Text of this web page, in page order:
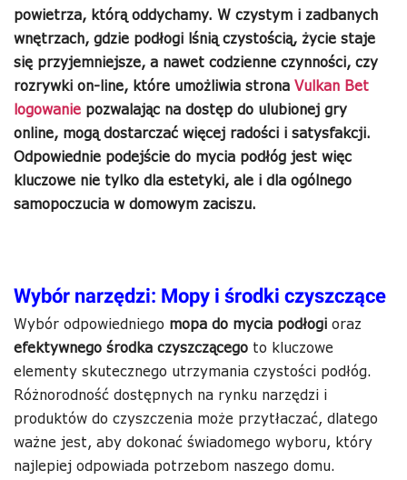
powietrza, którą oddychamy. W czystym i zadbanych
wnętrzach, gdzie podłogi lśnią czystością, życie staje
się przyjemniejsze, a nawet codzienne czynności, czy
rozrywki on-line, które umożliwia strona Vulkan Bet
logowanie pozwalając na dostęp do ulubionej gry
online, mogą dostarczać więcej radości i satysfakcji.
Odpowiednie podejście do mycia podłóg jest więc
kluczowe nie tylko dla estetyki, ale i dla ogólnego
samopoczucia w domowym zaciszu.
Wybór narzędzi: Mopy i środki czyszczące
Wybór odpowiedniego mopa do mycia podłogi oraz
efektywnego środka czyszczącego to kluczowe
elementy skutecznego utrzymania czystości podłóg.
Różnorodność dostępnych na rynku narzędzi i
produktów do czyszczenia może przytłaczać, dlatego
ważne jest, aby dokonać świadomego wyboru, który
najlepiej odpowiada potrzebom naszego domu.